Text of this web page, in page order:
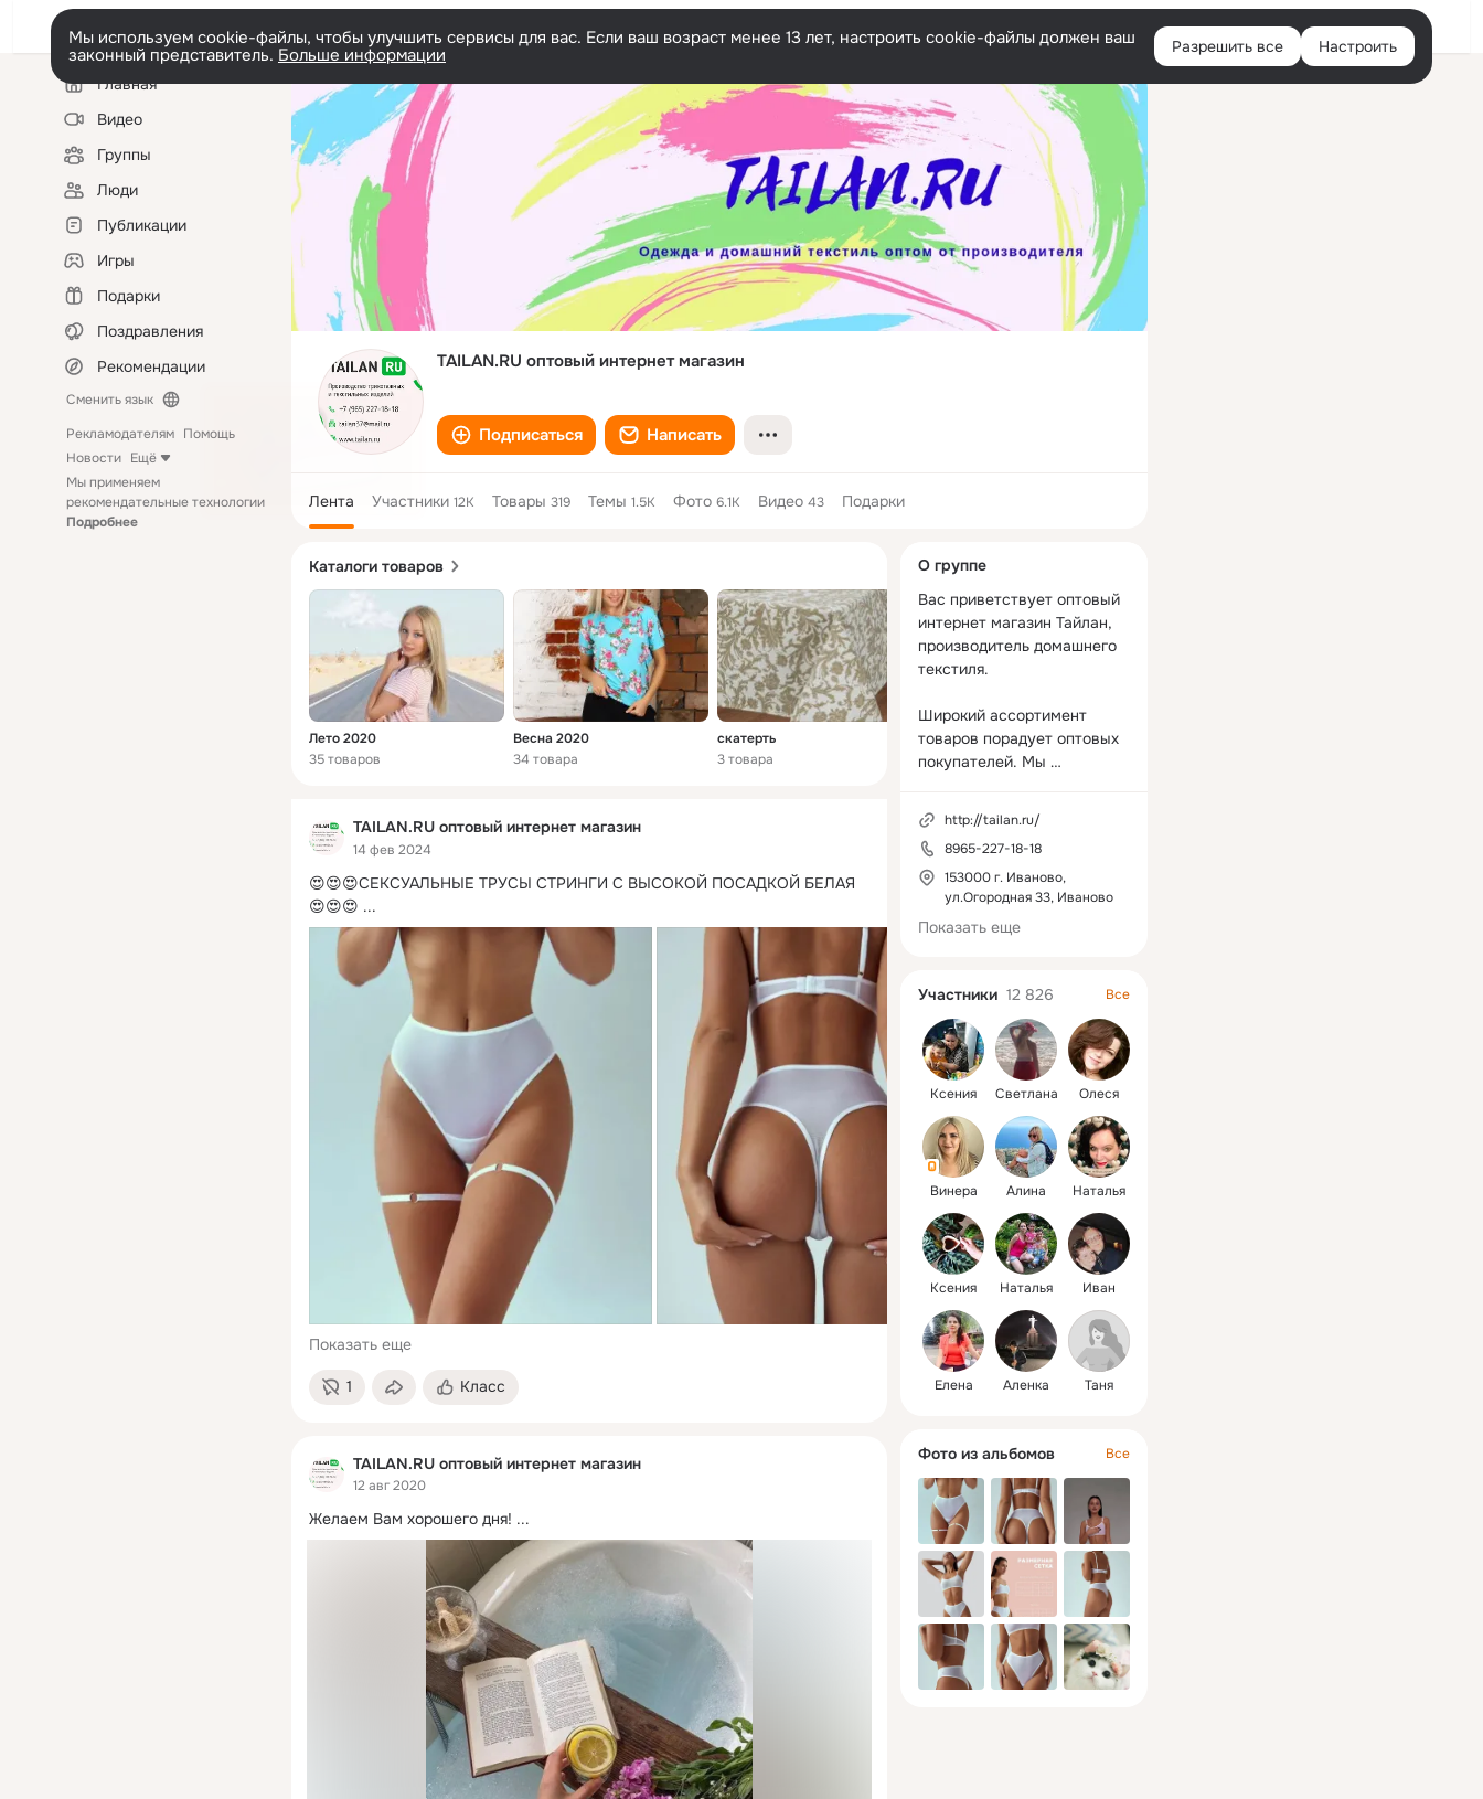
Войти
Мы используем cookie-файлы, чтобы улучшить сервисы для вас. Если ваш возраст менее 13 лет, настроить cookie-файлы должен ваш
законный представитель. Больше информации Разрешить все Настроить
Левая
колонкаГлавная
Видео
Группы
Люди
Публикации
Игры
Подарки
Поздравления
Рекомендации
Сменить язык
Рекламодателям Помощь
Новости Ещё
Мы применяем
рекомендательные технологии
Подробнее
TAILAN.RU оптовый интернет магазин
Подписаться Написать
Лента Участники 12K Товары 319 Темы 1.5K Фото 6.1K Видео 43 Подарки
Каталоги товаров
Лето 2020
35 товаров
Весна 2020
34 товара
скатерть
3 товара
зима 2020
148 товаров
TAILAN.RU оптовый интернет магазин
14 фев 2024
😍😍😍СЕКСУАЛЬНЫЕ ТРУСЫ СТРИНГИ С ВЫСОКОЙ ПОСАДКОЙ БЕЛАЯ
😍😍😍 ...
Показать еще
1 Класс
TAILAN.RU оптовый интернет магазин
12 авг 2020
Желаем Вам хорошего дня! ...
колонка
О группе
Вас приветствует оптовый
интернет магазин Тайлан,
производитель домашнего
текстиля.
Широкий ассортимент
товаров порадует оптовых
покупателей. Мы
текстиль - одежду для
женщин, мужчин и детей, а
также постельные
принадлежности и многое
другое.
http://tailan.ru/
8965-227-18-18
153000 г. Иваново,
ул.Огородная 33, Иваново
Показать еще
Участники 12 826 Все
Ксения Светлана Олеся
Винера Алина Наталья
Ксения Наталья Иван
Елена Аленка Таня
Фото из альбомов Все